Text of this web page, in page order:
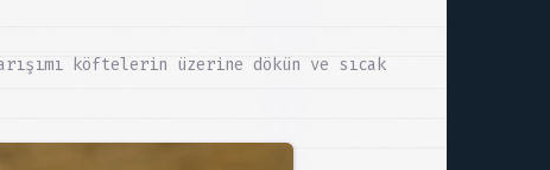
köftelerin üzerine dökün ve sıcak